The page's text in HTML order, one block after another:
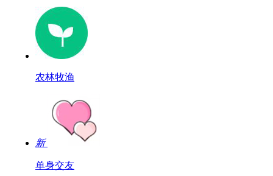
农林牧渔
新
单身交友